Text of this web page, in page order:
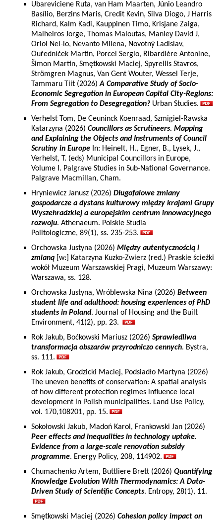
Ubareviciene Ruta, van Ham Maarten, Júnio Leandro
Basílio, Berzins Maris, Credit Kevin, Silva Diogo, J Harris
Richard, Kalm Kadi, Kauppinen Timo, Krisjane Zaiga,
Malheiros Jorge, Thomas Maloutas, Manley David J,
Oriol Nel-lo, Nevanto Milena, Novotný Ladislav,
Ouředníček Martin, Porcel Sergio, Ribardière Antonine,
Šimon Martin, Smętkowski Maciej, Spyrellis Stavros,
Strömgren Magnus, Van Gent Wouter, Wessel Terje,
Tammaru Tiit (2026)A Comparative Study of Socio-
Economic Segregation in European Capital City-Regions:
From Segregation to Desegregation? Urban Studies.
Verhelst Tom, De Ceuninck Koenraad, Szmigiel-Rawska
Katarzyna (2026) Councillors as Scrutineers. Mapping
and Explaining the Objects and Instruments of Council
Scrutiny in Europe In: Heinelt, H., Egner, B., Lysek, J.,
Verhelst, T. (eds) Municipal Councillors in Europe,
Volume I. Palgrave Studies in Sub-National Governance.
Palgrave Macmillan, Cham.
Hryniewicz Janusz (2026) Długofalowe zmiany
gospodarcze a dystans kulturowy między krajami Grupy
Wyszehradzkiej a europejskim centrum innowacyjnego
rozwoju. Athenaeum. Polskie Studia
Politologiczne, 89(1), ss. 235-253.
Orchowska Justyna (2026) Między autentycznością i
zmianą [w:] Katarzyna Kuzko-Zwierz (red.) Praskie ścieżki
wokół Muzeum Warszawskiej Pragi, Muzeum Warszawy:
Warszawa, ss. 128.
Orchowska Justyna, Wróblewska Nina (2026) Between
student life and adulthood: housing experiences of PhD
students in Poland. Journal of Housing and the Built
Environment, 41(2), pp. 23.
Rok Jakub, Boćkowski Mariusz (2026) Sprawiedliwa
transformacja obszarów przyrodniczo cennych. Bystra,
ss. 111.
Rok Jakub, Grodzicki Maciej, Podsiadło Martyna (2026)
The uneven benefits of conservation: A spatial analysis
of how different protection regimes influence local
development in Polish municipalities. Land Use Policy,
vol. 170,108201, pp. 15.
Sokołowski Jakub, Madoń Karol, Frankowski Jan (2026)
Peer effects and inequalities in technology uptake.
Evidence from a large-scale renovation subsidy
programme. Energy Policy, 208, 114902.
Chumachenko Artem, Buttliere Brett (2026) Quantifying
Knowledge Evolution With Thermodynamics: A Data-
Driven Study of Scientific Concepts. Entropy, 28(1), 11.
Smętkowski Maciej (2026) Cohesion policy impact on